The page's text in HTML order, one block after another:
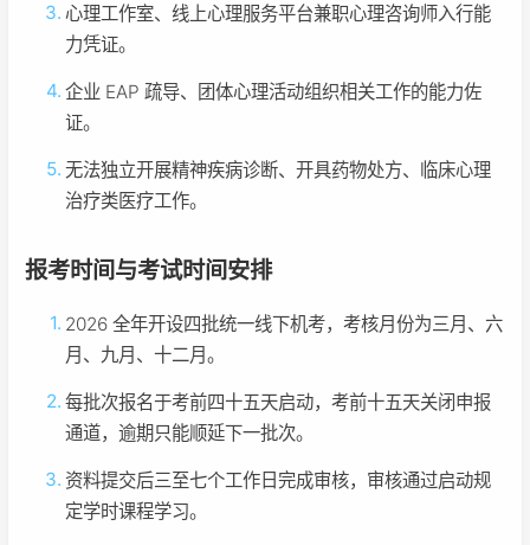
心理工作室、线上心理服务平台兼职心理咨询师入行能
力凭证。
企业 EAP 疏导、团体心理活动组织相关工作的能力佐
证。
无法独立开展精神疾病诊断、开具药物处方、临床心理
治疗类医疗工作。
报考时间与考试时间安排
2026 全年开设四批统一线下机考，考核月份为三月、六
月、九月、十二月。
每批次报名于考前四十五天启动，考前十五天关闭申报
通道，逾期只能顺延下一批次。
资料提交后三至七个工作日完成审核，审核通过启动规
定学时课程学习。